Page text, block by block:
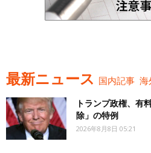
最新ニュース 国内記事 海
トランプ政権、有
除」の特例
2026年8月8日 05:21